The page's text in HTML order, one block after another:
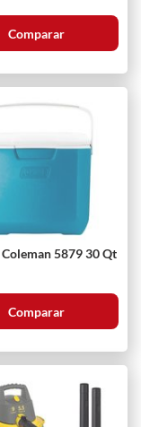
Comparar
5879 30 Qt
Comparar